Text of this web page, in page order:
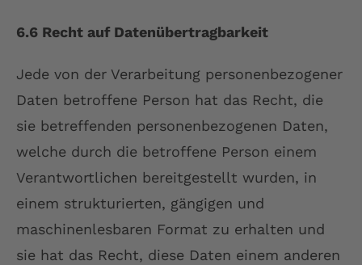
6.6 Recht auf Datenübertragbarkeit
Jede von der Verarbeitung personenbezogener
Daten betroffene Person hat das Recht, die
sie betreffenden personenbezogenen Daten,
welche durch die betroffene Person einem
Verantwortlichen bereitgestellt wurden, in
einem strukturierten, gängigen und
maschinenlesbaren Format zu erhalten und
sie hat das Recht, diese Daten einem anderen